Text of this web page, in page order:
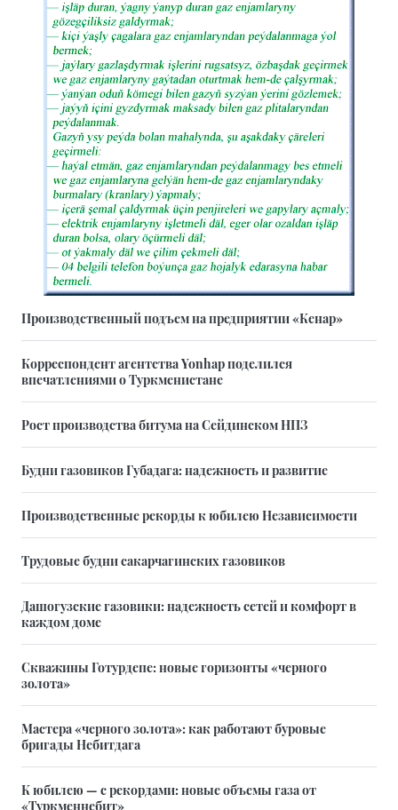
Производственный подъем на предприятии «Кенар»
Корреспондент агентства Yonhap поделился
впечатлениями о Туркменистане
Рост производства битума на Сейдинском НПЗ
Будни газовиков Губадага: надежность и развитие
Производственные рекорды к юбилею Независимости
Трудовые будни сакарчагинских газовиков
Дашогузские газовики: надежность сетей и комфорт в
каждом доме
Скважины Готурдепе: новые горизонты «черного
золота»
Мастера «черного золота»: как работают буровые
бригады Небитдага
К юбилею — с рекордами: новые объемы газа от
«Туркменнебит»